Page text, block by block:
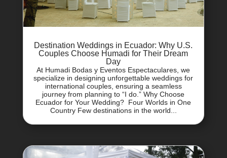
Destination Weddings in Ecuador: Why U.S.
Couples Choose Humadi for Their Dream
Day
At Humadi Bodas y Eventos Espectaculares, we
specialize in designing unforgettable weddings for
international couples, ensuring a seamless
journey from planning to “I do.” Why Choose
Ecuador for Your Wedding? Four Worlds in One
Country Few destinations in the world...